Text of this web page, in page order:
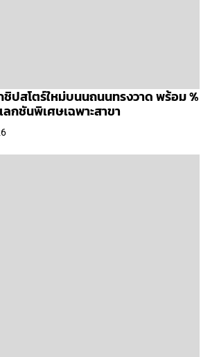
ปสโตร์ใหม่บนนถนนทรงวาด พร้อม %
กชันพิเศษเฉพาะสาขา